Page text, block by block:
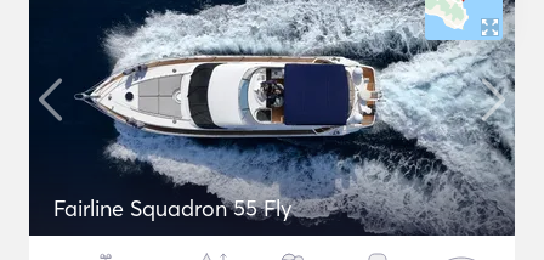
Fairline Squadron 55 Fly